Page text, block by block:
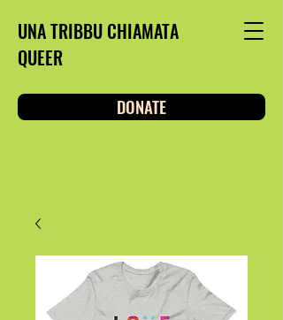
UNA TRIBBU CHIAMATA
QUEER
DONATE